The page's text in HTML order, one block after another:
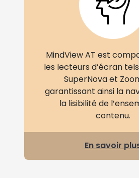
MindView AT est
les lecteurs d’écran
SuperNova et
garantissant ainsi la
la lisibilité de
contenu.
En savoir